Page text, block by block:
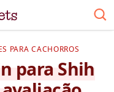
PARA CACHORROS
para Shih